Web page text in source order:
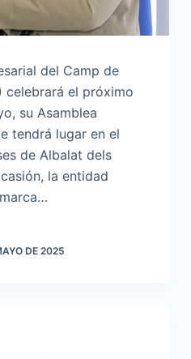
del Camp de
celebrará el próximo
su Asamblea
tendrá lugar en el
de Albalat dels
la entidad
DE 2025